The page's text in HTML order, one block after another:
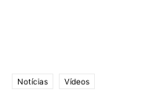
Notícias Vídeos